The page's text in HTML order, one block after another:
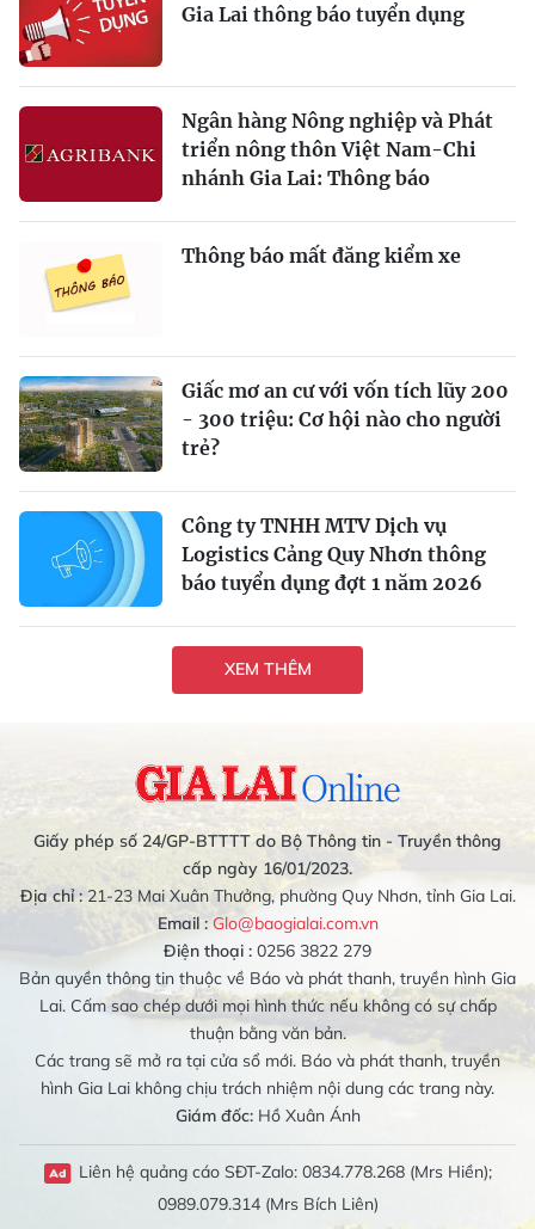
Gia Lai thông báo tuyển dụng
Ngân hàng Nông nghiệp và Phát
triển nông thôn Việt Nam-Chi
nhánh Gia Lai: Thông báo
Thông báo mất đăng kiểm xe
Giấc mơ an cư với vốn tích lũy 200
- 300 triệu: Cơ hội nào cho người
trẻ?
Công ty TNHH MTV Dịch vụ
Logistics Cảng Quy Nhơn thông
báo tuyển dụng đợt 1 năm 2026
XEM THÊM
Giấy phép số 24/GP-BTTTT do Bộ Thông tin - Truyền thông
cấp ngày 16/01/2023.
Địa chỉ :21-23 Mai Xuân Thưởng, phường Quy Nhơn, tỉnh Gia Lai.
Email : Glo@baogialai.com.vn
Điện thoại : 0256 3822 279
Bản quyền thông tin thuộc về Báo và phát thanh, truyền hình Gia
Lai. Cấm sao chép dưới mọi hình thức nếu không có sự chấp
thuận bằng văn bản.
Các trang sẽ mở ra tại cửa sổ mới. Báo và phát thanh, truyền
hình Gia Lai không chịu trách nhiệm nội dung các trang này.
Giám đốc:Hồ Xuân Ánh
Liên hệ quảng cáo SĐT-Zalo: 0834.778.268 (Mrs Hiền);
0989.079.314 (Mrs Bích Liên)